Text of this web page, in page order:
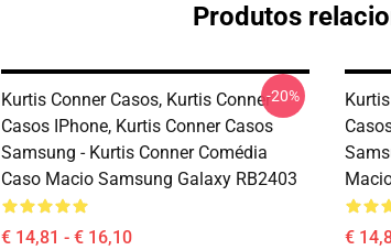
Produtos
Kurtis Conner Casos, Kurtis Conner
Casos IPhone, Kurtis Conner Casos
Samsung - Kurtis Conner Comédia
Caso Macio Samsung Galaxy RB2403
€ 14,81 - € 16,10
-20%
€